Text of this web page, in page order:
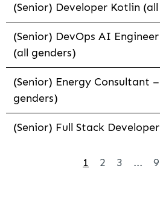
(Senior) Developer Kotlin
(Senior) DevOps AI
(all genders)
(Senior) Energy Consultant
genders)
(Senior) Full Stack
1 2 3 ... 9